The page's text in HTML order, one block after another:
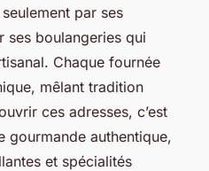
par ses
ses boulangeries qui
Chaque fournée
mêlant tradition
ces adresses, c’est
gourmande authentique,
et spécialités